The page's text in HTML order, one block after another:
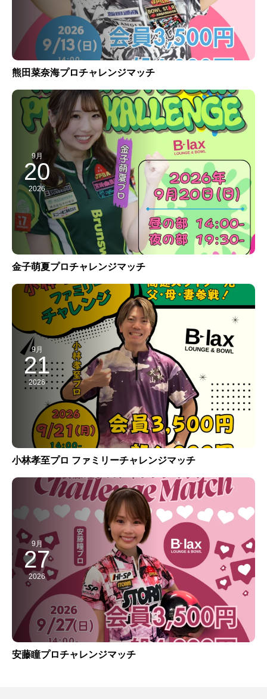
熊田菜奈海プロチャレンジマッチ
9月
20
2026
金子萌夏プロチャレンジマッチ
9月
21
2026
小林孝至プロ ファミリーチャレンジマッチ
9月
27
2026
安藤瞳プロチャレンジマッチ